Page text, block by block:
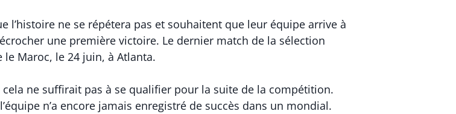
l’histoire ne se répétera pas et souhaitent que leur équipe arrive à
une première victoire. Le dernier match de la sélection
Maroc, le 24 juin, à Atlanta.
ne suffirait pas à se qualifier pour la suite de la compétition.
n’a encore jamais enregistré de succès dans un mondial.